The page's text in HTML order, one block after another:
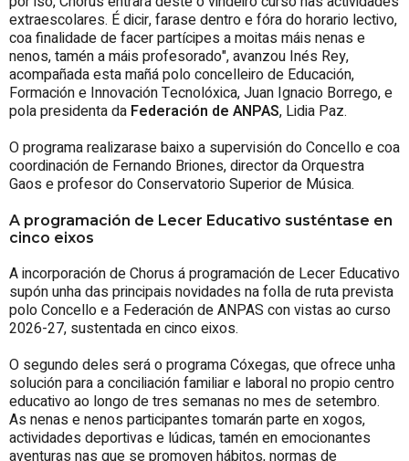
extraescolares. É dicir, farase dentro e fóra do horario lectivo,
coa finalidade de facer partícipes a moitas máis nenas e
nenos, tamén a máis profesorado", avanzou Inés Rey,
acompañada esta mañá polo concelleiro de Educación,
Formación e Innovación Tecnolóxica, Juan Ignacio Borrego, e
pola presidenta da Federación de ANPAS, Lidia Paz.
O programa realizarase baixo a supervisión do Concello e coa
coordinación de Fernando Briones, director da Orquestra
Gaos e profesor do Conservatorio Superior de Música.
A programación de Lecer Educativo susténtase en
cinco eixos
A incorporación de Chorus á programación de Lecer Educativo
supón unha das principais novidades na folla de ruta prevista
polo Concello e a Federación de ANPAS con vistas ao curso
2026-27, sustentada en cinco eixos.
O segundo deles será o programa Cóxegas, que ofrece unha
solución para a conciliación familiar e laboral no propio centro
educativo ao longo de tres semanas no mes de setembro.
As nenas e nenos participantes tomarán parte en xogos,
actividades deportivas e lúdicas, tamén en emocionantes
aventuras nas que se promoven hábitos, normas de